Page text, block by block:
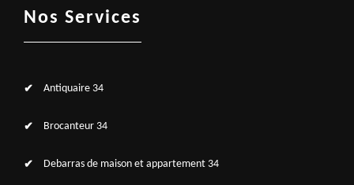
Nos Services
Antiquaire 34
Brocanteur 34
Debarras de maison et appartement 34